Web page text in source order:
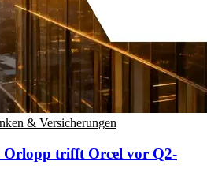
& Versicherungen
Orlopp trifft Orcel vor Q2-